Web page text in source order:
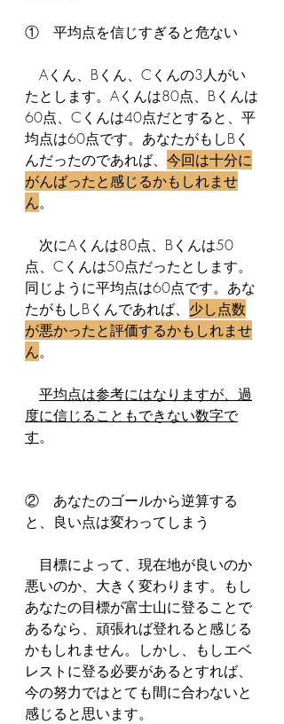
①　平均点を信じすぎると危ない
Aくん、Bくん、Cくんの3人がい
たとします。Aくんは80点、Bくんは
60点、Cくんは40点だとすると、平
均点は60点です。あなたがもしBく
んだったのであれば、 今回は十分に
がんばったと感じるかもしれませ
ん。
次にAくんは80点、Bくんは50
点、Cくんは50点だったとします。
同じように平均点は60点です。あな
たがもしBくんであれば、 少し点数
が悪かったと評価するかもしれませ
ん。
平均点は参考にはなりますが、過
度に信じることもできない数字で
す。
②　あなたのゴールから逆算する
と、良い点は変わってしまう
目標によって、現在地が良いのか
悪いのか、大きく変わります。もし
あなたの目標が富士山に登ることで
あるなら、頑張れば登れると感じる
かもしれません。しかし、もしエベ
レストに登る必要があるとすれば、
今の努力ではとても間に合わないと
感じると思います。